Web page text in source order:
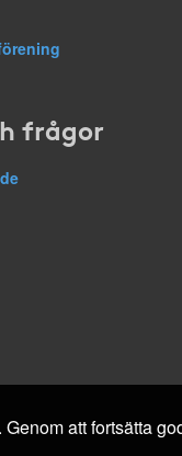
frågor
att fortsätta